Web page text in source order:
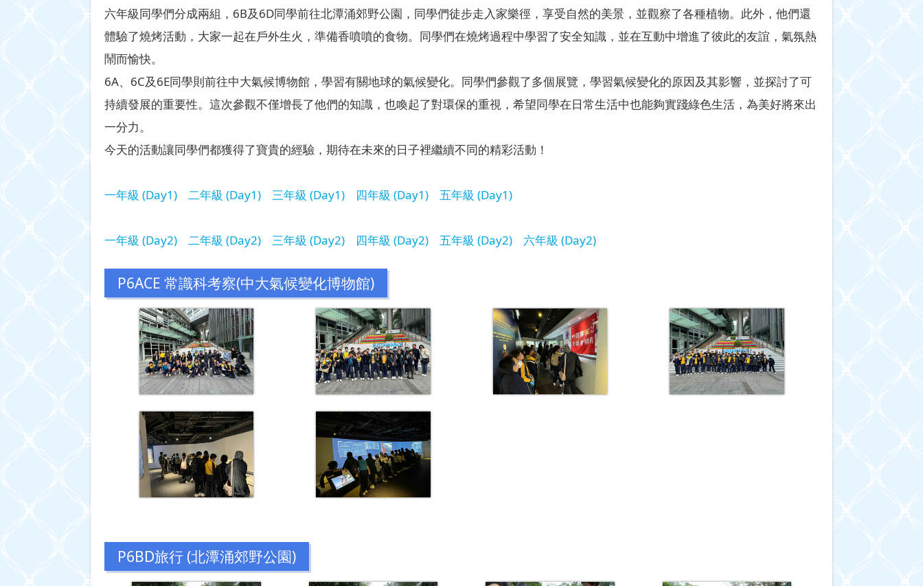
六年級同學們分成兩組，6B及6D同學前往北潭涌郊野公園，同學們徒步走入家樂徑，享受自然的美景，並觀察了各種植物。此外，他們還
體驗了燒烤活動，大家一起在戶外生火，準備香噴噴的食物。同學們在燒烤過程中學習了安全知識，並在互動中增進了彼此的友誼，氣氛熱
鬧而愉快。
6A、6C及6E同學則前往中大氣候博物館，學習有關地球的氣候變化。同學們參觀了多個展覽，學習氣候變化的原因及其影響，並探討了可
持續發展的重要性。這次參觀不僅增長了他們的知識，也喚起了對環保的重視，希望同學在日常生活中也能夠實踐綠色生活，為美好將來出
一分力。
今天的活動讓同學們都獲得了寶貴的經驗，期待在未來的日子裡繼續不同的精彩活動！
一年級 (Day1) 二年級 (Day1) 三年級 (Day1) 四年級 (Day1) 五年級 (Day1)
一年級 (Day2) 二年級 (Day2) 三年級 (Day2) 四年級 (Day2) 五年級 (Day2) 六年級 (Day2)
P6ACE 常識科考察(中大氣候變化博物館)
P6BD旅行 (北潭涌郊野公園)